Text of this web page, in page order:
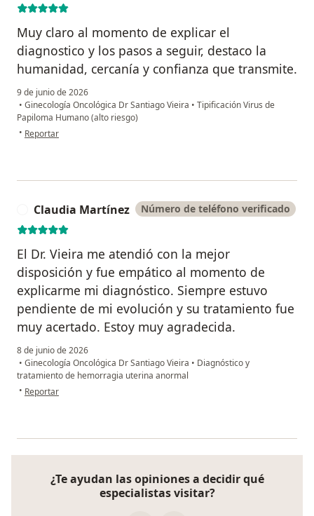
Muy claro al momento de explicar el
diagnostico y los pasos a seguir, destaco la
humanidad, cercanía y confianza que transmite.
9 de junio de 2026
• Ginecología Oncológica Dr Santiago Vieira • Tipificación Virus de
Papiloma Humano (alto riesgo)
• en opinión del usuario Leonora
Reportar
Claudia Martínez Número de teléfono verificado
El Dr. Vieira me atendió con la mejor
disposición y fue empático al momento de
explicarme mi diagnóstico. Siempre estuvo
pendiente de mi evolución y su tratamiento fue
muy acertado. Estoy muy agradecida.
8 de junio de 2026
• Ginecología Oncológica Dr Santiago Vieira • Diagnóstico y
tratamiento de hemorragia uterina anormal
• en opinión del usuario Claudia Martínez
Reportar
¿Te ayudan las opiniones a decidir qué
especialistas visitar?